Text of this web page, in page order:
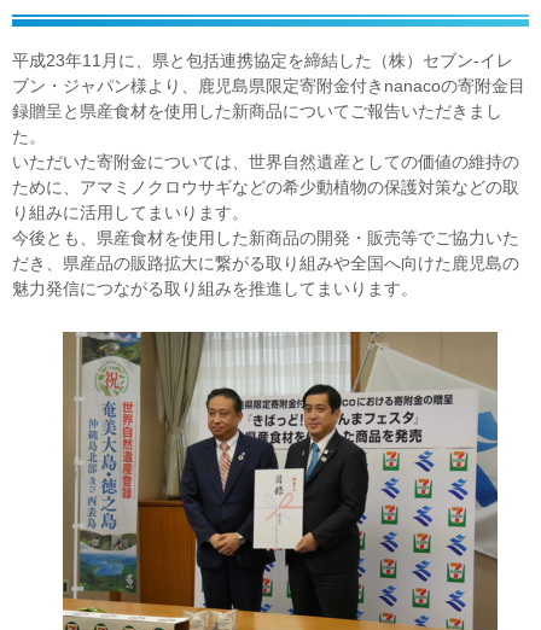
平成23年11月に、県と包括連携協定を締結した（株）セブン-イレ
ブン・ジャパン様より、鹿児島県限定寄附金付きnanacoの寄附金目
録贈呈と県産食材を使用した新商品についてご報告いただきまし
た。
いただいた寄附金については、世界自然遺産としての価値の維持の
ために、アマミノクロウサギなどの希少動植物の保護対策などの取
り組みに活用してまいります。
今後とも、県産食材を使用した新商品の開発・販売等でご協力いた
だき、県産品の販路拡大に繋がる取り組みや全国へ向けた鹿児島の
魅力発信につながる取り組みを推進してまいります。